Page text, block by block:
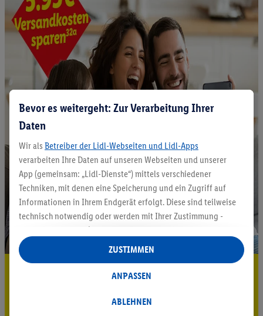
5.95 € Versand sparen³²ᵃ
Bevor es weitergeht: Zur Verarbeitung Ihrer
Daten
Wir als Betreiber der Lidl-Webseiten und Lidl-Apps
verarbeiten Ihre Daten auf unseren Webseiten und unserer
App (gemeinsam: „Lidl-Dienste“) mittels verschiedener
Techniken, mit denen eine Speicherung und ein Zugriff auf
Informationen in Ihrem Endgerät erfolgt. Diese sind teilweise
technisch notwendig oder werden mit Ihrer Zustimmung -
auch durch Partner (u.a.
Verantwortliche; im Zusammenhang mit dem IAB TCF
insgesamt
Statistik-Erstellung oder für personalisierte Werbung
Datenverarbeitungen für personalisierte Werbung werden
ABLEHNEN
ANPASSEN
ZUSTIMMEN